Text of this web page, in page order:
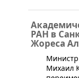
РАН в
Жореса
Министр
Михаил